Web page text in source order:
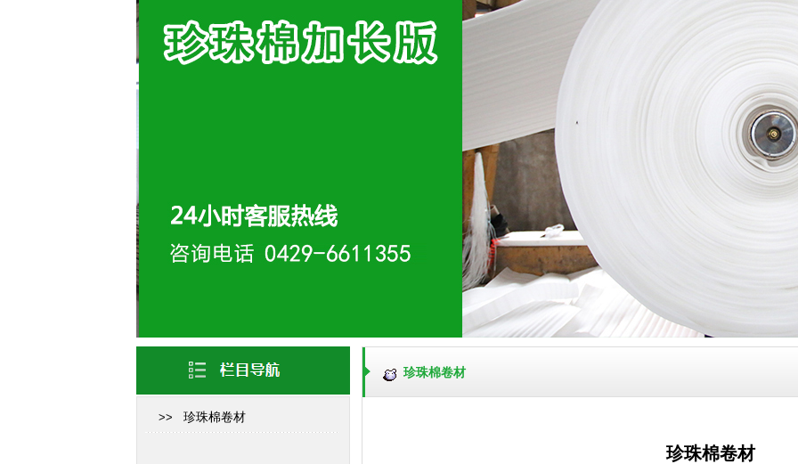
>> 珍珠棉卷材
珍珠棉卷材
珍珠棉卷材